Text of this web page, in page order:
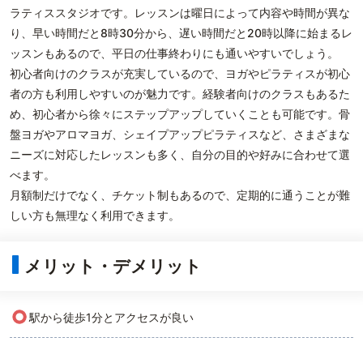
ラティススタジオです。レッスンは曜日によって内容や時間が異な
り、早い時間だと8時30分から、遅い時間だと20時以降に始まるレ
ッスンもあるので、平日の仕事終わりにも通いやすいでしょう。
初心者向けのクラスが充実しているので、ヨガやピラティスが初心
者の方も利用しやすいのが魅力です。経験者向けのクラスもあるた
め、初心者から徐々にステップアップしていくことも可能です。骨
盤ヨガやアロマヨガ、シェイプアップピラティスなど、さまざまな
ニーズに対応したレッスンも多く、自分の目的や好みに合わせて選
べます。
月額制だけでなく、チケット制もあるので、定期的に通うことが難
しい方も無理なく利用できます。
メリット・デメリット
○駅から徒歩1分とアクセスが良い